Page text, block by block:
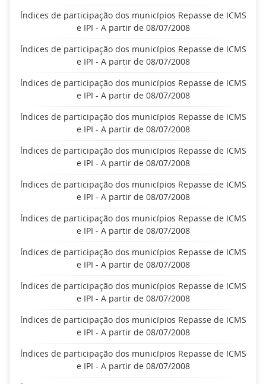
Índices de participação dos municípios Repasse de ICMS
e IPI - A partir de 08/07/2008
Índices de participação dos municípios Repasse de ICMS
e IPI - A partir de 08/07/2008
Índices de participação dos municípios Repasse de ICMS
e IPI - A partir de 08/07/2008
Índices de participação dos municípios Repasse de ICMS
e IPI - A partir de 08/07/2008
Índices de participação dos municípios Repasse de ICMS
e IPI - A partir de 08/07/2008
Índices de participação dos municípios Repasse de ICMS
e IPI - A partir de 08/07/2008
Índices de participação dos municípios Repasse de ICMS
e IPI - A partir de 08/07/2008
Índices de participação dos municípios Repasse de ICMS
e IPI - A partir de 08/07/2008
Índices de participação dos municípios Repasse de ICMS
e IPI - A partir de 08/07/2008
Índices de participação dos municípios Repasse de ICMS
e IPI - A partir de 08/07/2008
Índices de participação dos municípios Repasse de ICMS
e IPI - A partir de 08/07/2008